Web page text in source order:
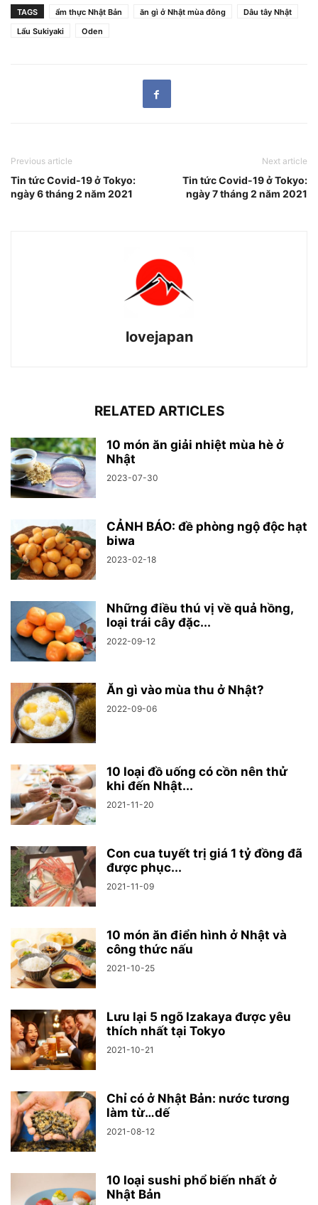
TAGS ẩm thực Nhật Bản ăn gì ở Nhật mùa đông
Dâu tây Nhật
Lẩu Sukiyaki
Oden
Previous article
Tin tức Covid-19 ở Tokyo:
ngày 6 tháng 2 năm 2021
Next article
Tin tức Covid-19 ở Tokyo:
ngày 7 tháng 2 năm 2021
lovejapan
RELATED ARTICLES
10 món ăn giải nhiệt mùa hè ở
Nhật
2023-07-30
CẢNH BÁO: đề phòng ngộ độc hạt
biwa
2023-02-18
Những điều thú vị về quả hồng,
loại trái cây đặc...
2022-09-12
Ăn gì vào mùa thu ở Nhật?
2022-09-06
10 loại đồ uống có cồn nên thử
khi đến Nhật...
2021-11-20
Con cua tuyết trị giá 1 tỷ đồng đã
được phục...
2021-11-09
10 món ăn điển hình ở Nhật và
công thức nấu
2021-10-25
Lưu lại 5 ngõ Izakaya được yêu
thích nhất tại Tokyo
2021-10-21
Chỉ có ở Nhật Bản: nước tương
làm từ…dế
2021-08-12
10 loại sushi phổ biến nhất ở
Nhật Bản